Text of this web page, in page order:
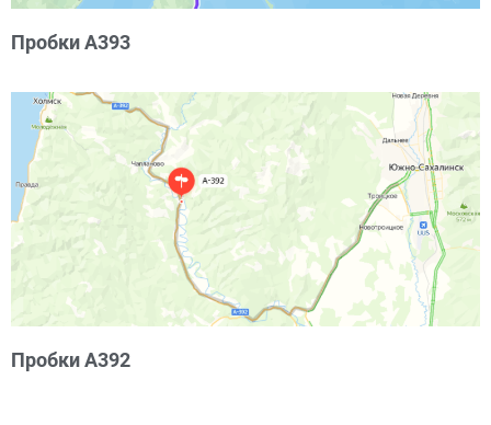
Пробки А393
Пробки А392